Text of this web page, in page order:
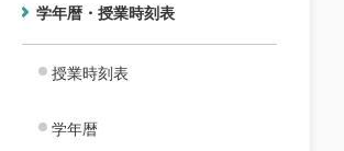
学年暦・授業時刻表
授業時刻表
学年暦